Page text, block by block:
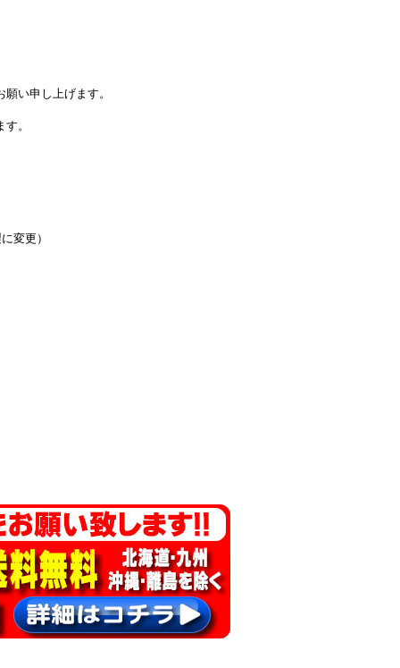
い申し上げます。
。
変更）